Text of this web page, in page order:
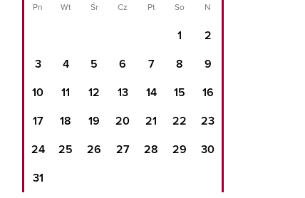
Pn Wt Śr Cz Pt So N
1
2
3
4 5 6 7 8
9
10
11 12 13 14 15
16
17
18 19 20 21 22
23
24
25 26 27 28 29
30
31